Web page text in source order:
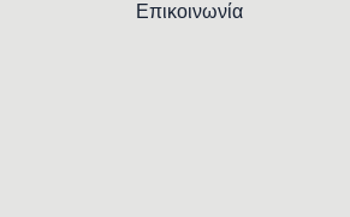
Επικοινωνία